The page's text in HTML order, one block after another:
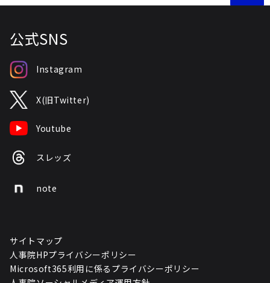
公式SNS
Instagram
X(旧Twitter)
Youtube
スレッズ
note
サイトマップ
人事院HPプライバシーポリシー
Microsoft365利用に係るプライバシーポリシー